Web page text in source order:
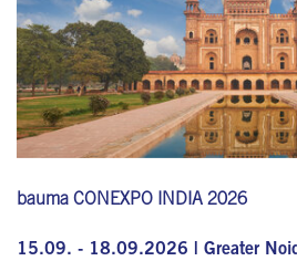
bauma CONEXPO INDIA 2026
15.09. - 18.09.2026 | Greater